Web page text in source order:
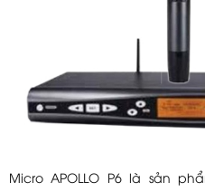
Micro APOLLO P6 là sản